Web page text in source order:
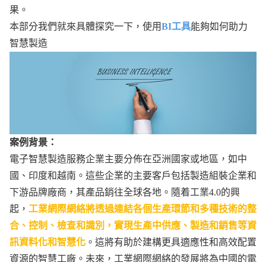
果。
本部分我們就來具體探究一下，使用BI工具能夠如何助力
智慧製造
案例背景：
電子智慧製造服務企業主要分佈在亞洲國家或地區，如中
國、印度和越南。這些企業的主要客戶包括製造組裝企業和
下游品牌廠商，其產品銷往全球各地。隨着工業4.0的興
起， 工業網際網絡將透過連結各個生產環節和多種技術的整
合、控制、檢查和識別，實現生產中供應、製造和銷售等資
訊資料化和智慧化 。這將有助於建構更具適應性和高效配置
資源的智慧工廠。未來，工業網際網絡的發展將為中國的電